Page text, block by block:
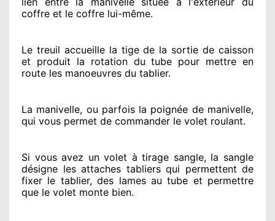
coffre et le coffre lui-même.
Le treuil accueille la tige de la sortie de caisson
et produit la rotation du tube pour mettre en
route les manoeuvres du tablier.
La manivelle, ou parfois la poignée de manivelle,
qui vous permet de commander le volet roulant.
Si vous avez un volet à tirage sangle, la sangle
désigne les attaches tabliers qui permettent de
fixer le tablier, des lames au tube et permettre
que le volet monte bien.